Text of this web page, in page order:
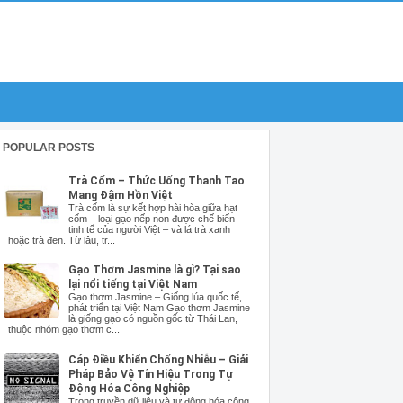
POPULAR POSTS
Trà Cốm – Thức Uống Thanh Tao
Mang Đậm Hồn Việt
Trà cốm là sự kết hợp hài hòa giữa hạt
cốm – loại gạo nếp non được chế biến
tinh tế của người Việt – và lá trà xanh
hoặc trà đen. Từ lâu, tr...
Gạo Thơm Jasmine là gì? Tại sao
lại nổi tiếng tại Việt Nam
Gạo thơm Jasmine – Giống lúa quốc tế,
phát triển tại Việt Nam Gạo thơm Jasmine
là giống gạo có nguồn gốc từ Thái Lan,
thuộc nhóm gạo thơm c...
Cáp Điều Khiển Chống Nhiễu – Giải
Pháp Bảo Vệ Tín Hiệu Trong Tự
Động Hóa Công Nghiệp